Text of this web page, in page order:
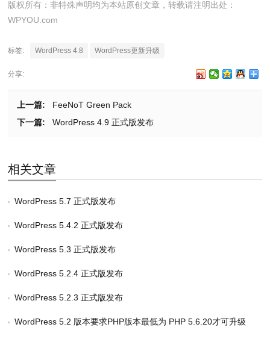
版权所有：非特殊声明均为本站原创文章，转载请注明出处：
WPYOU.com
标签: WordPress 4.8 WordPress更新升级
分享:
上一篇:
FeeNoT Green Pack
下一篇:
WordPress 4.9 正式版发布
相关文章
WordPress 5.7 正式版发布
WordPress 5.4.2 正式版发布
WordPress 5.3 正式版发布
WordPress 5.2.4 正式版发布
WordPress 5.2.3 正式版发布
WordPress 5.2 版本要求PHP版本最低为 PHP 5.6.20才可升级